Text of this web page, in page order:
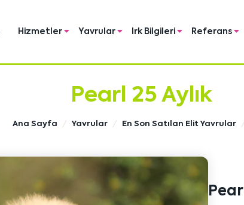
Hizmetler Yavrular Irk Bilgileri Referans
Pearl 25 Aylık
Ana Sayfa Yavrular En Son Satılan Elit Yavrular
Pearl